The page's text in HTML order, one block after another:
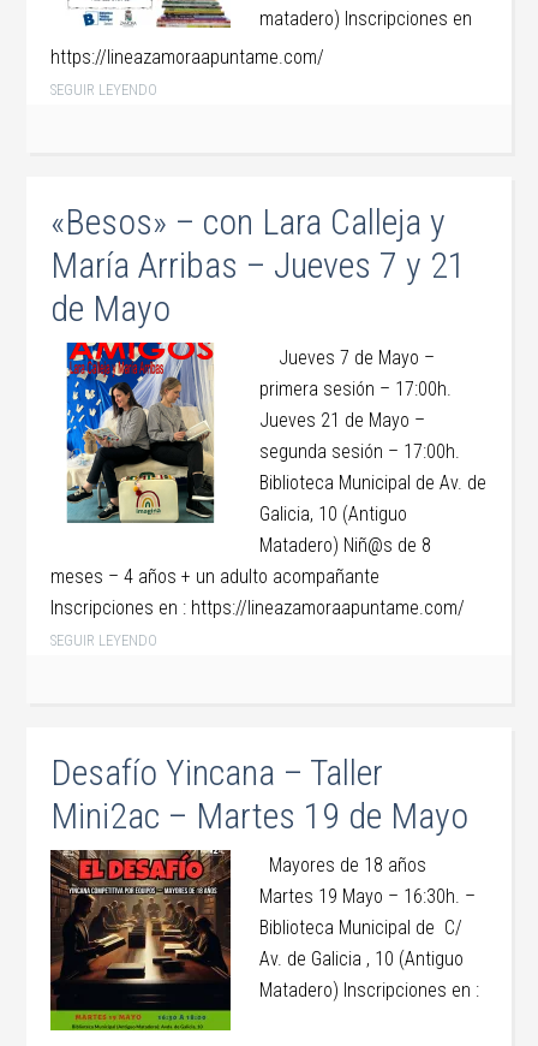
matadero) Inscripciones en
https://lineazamoraapuntame.com/
SEGUIR LEYENDO
«Besos» – con Lara Calleja y
María Arribas – Jueves 7 y 21
de Mayo
Jueves 7 de Mayo –
primera sesión – 17:00h.
Jueves 21 de Mayo –
segunda sesión – 17:00h.
Biblioteca Municipal de Av. de
Galicia, 10 (Antiguo
Matadero) Niñ@s de 8
meses – 4 años + un adulto acompañante
Inscripciones en : https://lineazamoraapuntame.com/
SEGUIR LEYENDO
Desafío Yincana – Taller
Mini2ac – Martes 19 de Mayo
Mayores de 18 años
Martes 19 Mayo – 16:30h. –
Biblioteca Municipal de C/
Av. de Galicia , 10 (Antiguo
Matadero) Inscripciones en :